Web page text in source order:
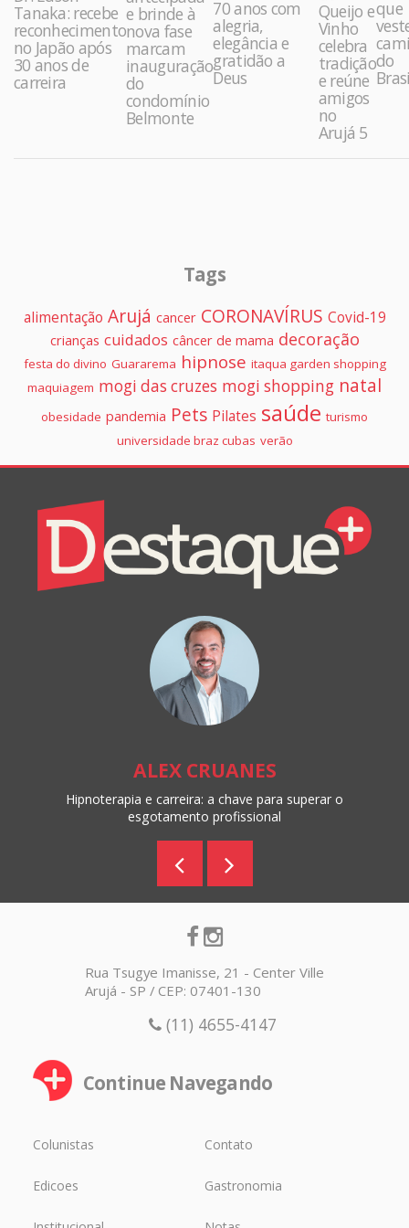
Tanaka: recebe
reconhecimento
no Japão após
30 anos de
carreira
e brinde à
nova fase
marcam
inauguração
do
condomínio
Belmonte
70 anos com
alegria,
elegância e
gratidão a
Deus
Queijo e
Vinho
celebra
tradição
e reúne
amigos
no
Arujá 5
que
do
Tags
alimentação Arujá cancer CORONAVÍRUS Covid-19
crianças cuidados câncer de mama decoração
festa do divino Guararema hipnose itaqua garden shopping
maquiagem mogi das cruzes mogi shopping natal
obesidade pandemia Pets Pilates saúde turismo
universidade braz cubas verão
Colunistas
Destaque+
Online
ALEX CRUANES
Hipnoterapia e carreira: a chave para superar o
esgotamento profissional
Rua Tsugye Imanisse, 21 - Center Ville
Arujá - SP / CEP: 07401-130
(11) 4655-4147
Continue Navegando
Colunistas Contato
Edicoes Gastronomia